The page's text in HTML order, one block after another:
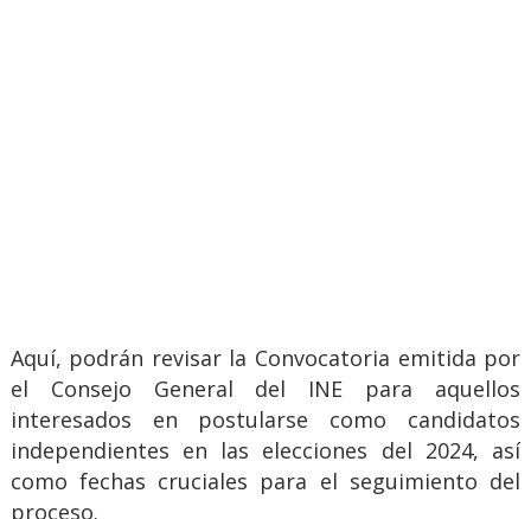
Aquí, podrán revisar la Convocatoria emitida por
el Consejo General del INE para aquellos
interesados en postularse como candidatos
independientes en las elecciones del 2024, así
como fechas cruciales para el seguimiento del
proceso.